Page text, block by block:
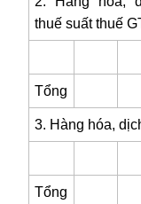
thuế suất thuế
Tổng
3. Hàng hóa,
Tổng